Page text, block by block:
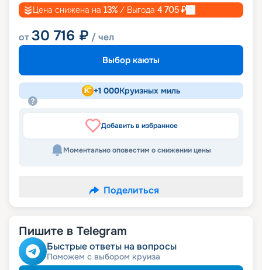
Цена снижена на 13% / Выгода 4 705 ₽
от30 716 ₽ / чел
Выбор каюты
+1 000Круизных миль
Добавить в избранное
Моментально оповестим о снижении цены
Поделиться
Пишите в Telegram
Быстрые ответы на вопросы
Поможем с выбором круиза